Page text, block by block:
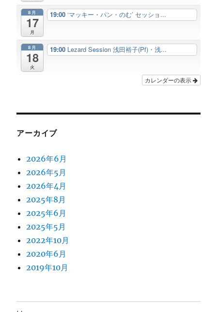
8月
17
月
19:00‘マッキー・パン・のむ’ セッショ...
8月
18
火
19:00 Lezard Session 浅田裕子(Pf)・浅...
カレンダーの表示
アーカイブ
2026年6月
2026年5月
2026年4月
2025年8月
2025年6月
2025年5月
2022年10月
2020年6月
2019年10月